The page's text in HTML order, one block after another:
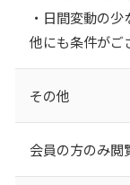
・日間変動の
他にも条件がご
その他
会員の方のみ閲